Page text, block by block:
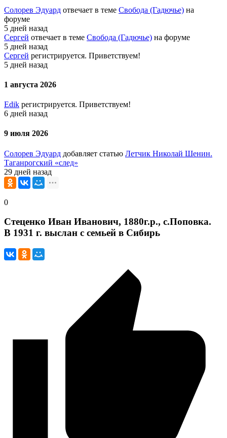
Солорев Эдуард отвечает в теме Свобода (Гадючье) на
форуме
5 дней назад
Сергей отвечает в теме Свобода (Гадючье) на форуме
5 дней назад
Сергей регистрируется. Приветствуем!
5 дней назад
1 августа 2026
Edik регистрируется. Приветствуем!
6 дней назад
9 июля 2026
Солорев Эдуард добавляет статью Летчик Николай Шенин.
Таганрогский «след»
29 дней назад
0
Стеценко Иван Иванович, 1880г.р., с.Поповка.
В 1931 г. выслан с семьей в Сибирь